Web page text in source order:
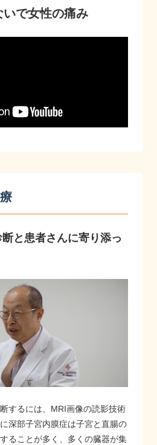
いで女性の痛み
と患者さんに寄り添っ
するには、MRI画像の読影技術
深部子宮内膜症は子宮と直腸の
ることが多く、多くの臓器が集